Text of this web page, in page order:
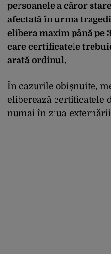
persoanele a căror
afectată în urma
elibera maxim până pe
care certificatele
arată ordinul.
În cazurile obișnuite,
eliberează certificatele
numai în ziua